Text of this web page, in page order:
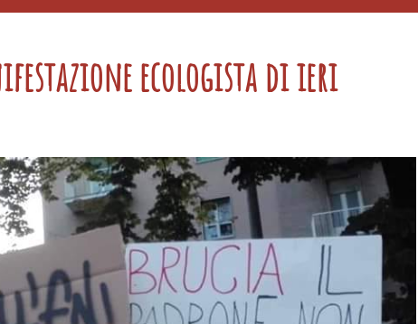
ecologista di ieri